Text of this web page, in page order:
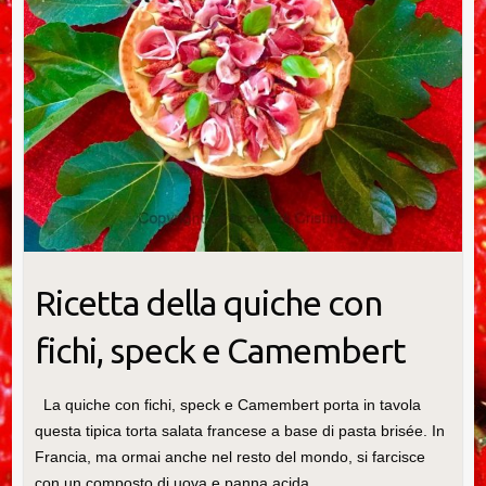
Ricetta della quiche con
fichi, speck e Camembert
La quiche con fichi, speck e Camembert porta in tavola
questa tipica torta salata francese a base di pasta brisée. In
Francia, ma ormai anche nel resto del mondo, si farcisce